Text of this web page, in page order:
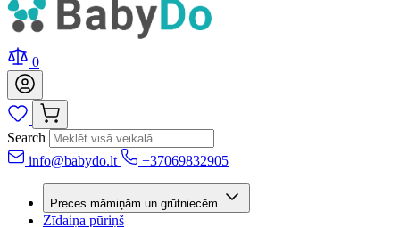
0
Search
info@babydo.lt
+37069832905
Preces māmiņām un grūtniecēm
Zīdaiņa pūriņš